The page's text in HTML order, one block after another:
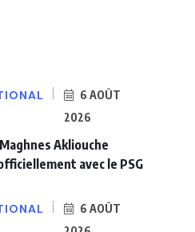
6 AOÛT
2026
Akliouche
avec le PSG
6 AOÛT